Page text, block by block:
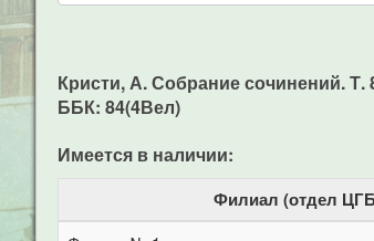
Кристи, А. Собрание сочинений.
ББК: 84(4Вел)
Имеется в наличии:
Филиал (отдел